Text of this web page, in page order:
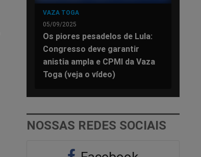
VAZA TOGA
05/09/2025
Os piores pesadelos de Lula:
Congresso deve garantir
anistia ampla e CPMI da Vaza
Toga (veja o vídeo)
NOSSAS REDES SOCIAIS